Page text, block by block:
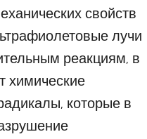
свойств
лучи
реакциям, в
химические
которые в